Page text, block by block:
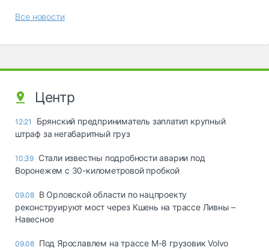
Все новости
Центр
12:21
Брянский предприниматель заплатил крупный
штраф за негабаритный груз
10:39 Стали известны подробности аварии под
Воронежем с 30-километровой пробкой
09.08 В Орловской области по нацпроекту
реконструируют мост через Кшень на трассе Ливны –
Навесное
09.08 Под Ярославлем на трассе М-8 грузовик Volvo